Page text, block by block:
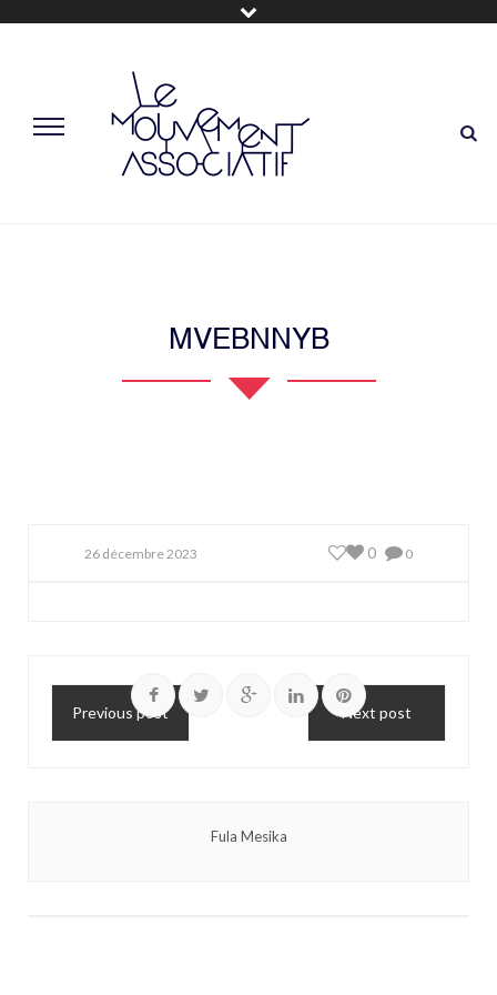
MVEBNNYB
26 décembre 2023 0
0
Previous post Next post
Fula Mesika